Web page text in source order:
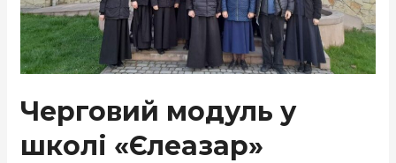
Черговий модуль у
школі «Єлеазар»